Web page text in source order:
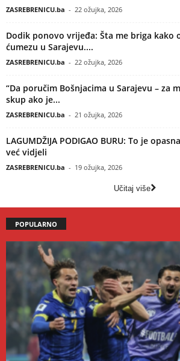
ZASREBRENICU.ba - 22 ožujka, 2026
Dodik ponovo vrijeđa: Šta me briga kako
ćumezu u Sarajevu....
ZASREBRENICU.ba - 22 ožujka, 2026
“Da poručim Bošnjacima u Sarajevu – za
skup ako je...
ZASREBRENICU.ba - 21 ožujka, 2026
LAGUMDŽIJA PODIGAO BURU: To je
već vidjeli
ZASREBRENICU.ba - 19 ožujka, 2026
Učitaj više
POPULARNO